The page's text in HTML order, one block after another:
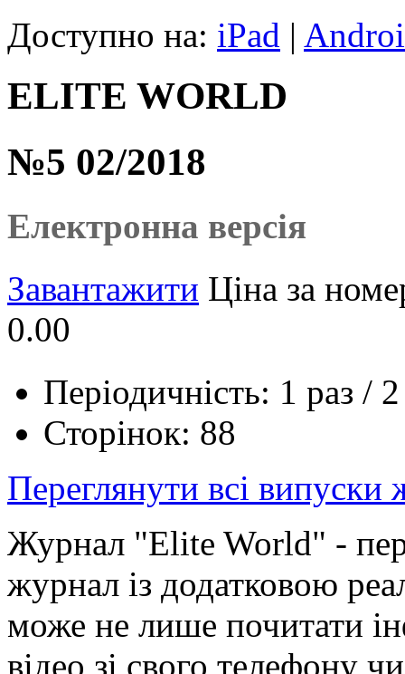
Доступно на: iPad |
ELITE WORLD
№5 02/2018
Електронна версія
Завантажити Ціна за
0.00
Періодичність: 1 раз /
Сторінок: 88
Переглянути всі випуски
Журнал "Elite World" -
журнал із додатковою
може не лише почитати
відео зі свого телефону